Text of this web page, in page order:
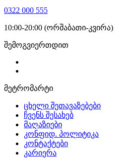
0322 000 555
10:00-20:00 (ორშაბათი-კვირა)
შემოგვიერთდით
მეტრომარტი
ცხელი შეთავაზებები
ჩვენს შესახებ
მაღაზიები
კონფიდ. პოლიტიკა
კონტაქტები
კარიერა